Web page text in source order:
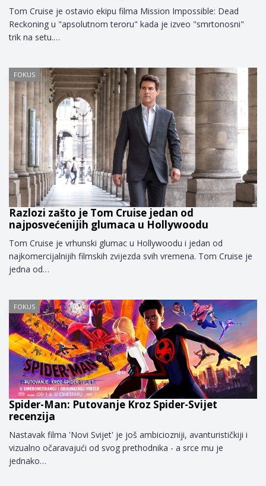
Tom Cruise je ostavio ekipu filma Mission Impossible: Dead
Reckoning u "apsolutnom teroru" kada je izveo "smrtonosni"
trik na setu.…
FOKUS
Razlozi zašto je Tom Cruise jedan od
najposvećenijih glumaca u Hollywoodu
Tom Cruise je vrhunski glumac u Hollywoodu i jedan od
najkomercijalnijih filmskih zvijezda svih vremena. Tom Cruise je
jedna od…
FOKUS
Spider-Man: Putovanje Kroz Spider-Svijet
recenzija
Nastavak filma 'Novi Svijet' je još ambiciozniji, avanturističkiji i
vizualno očaravajući od svog prethodnika - a srce mu je
jednako…